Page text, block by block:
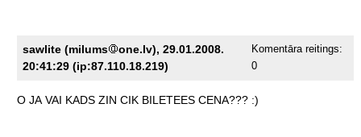
sawlite (milums
one.lv), 29.01.2008.
20:41:29 (ip:87.110.18.219)
Komentāra reitings:
0
O JA VAI KADS ZIN CIK BILETEES CENA??? :)